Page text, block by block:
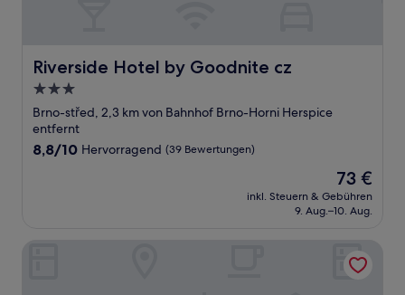
Riverside Hotel by Goodnite cz
Riverside Hotel by Goodnite cz
3.0-
Sterne-
Unterkunft
Brno-střed, 2,3 km von Bahnhof Brno-Horni Herspice
entfernt
8.8
8,8/10 Hervorragend (39 Bewertungen)
Der
Preis
beträgt
73 €
inkl. Steuern & Gebühren
9. Aug.–10. Aug.